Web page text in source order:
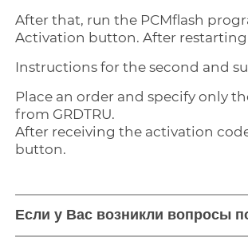
After that, run the PCMflash
Activation button. After restarting
Instructions for the second and
Place an order and specify only
from GRDTRU.
After receiving the activation
button.
Если у Вас возникли вопросы